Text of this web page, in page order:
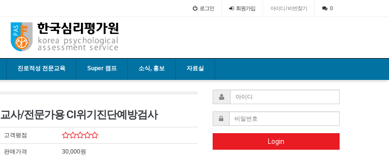
로그인 회원가입 아이디 / 비번찾기 0
진로적성 전문교육 Super 캠프 소식, 홍보 자료실
교사/전문가용 CI위기진단예방검사
고객평점
판매가격 30,000원
Login